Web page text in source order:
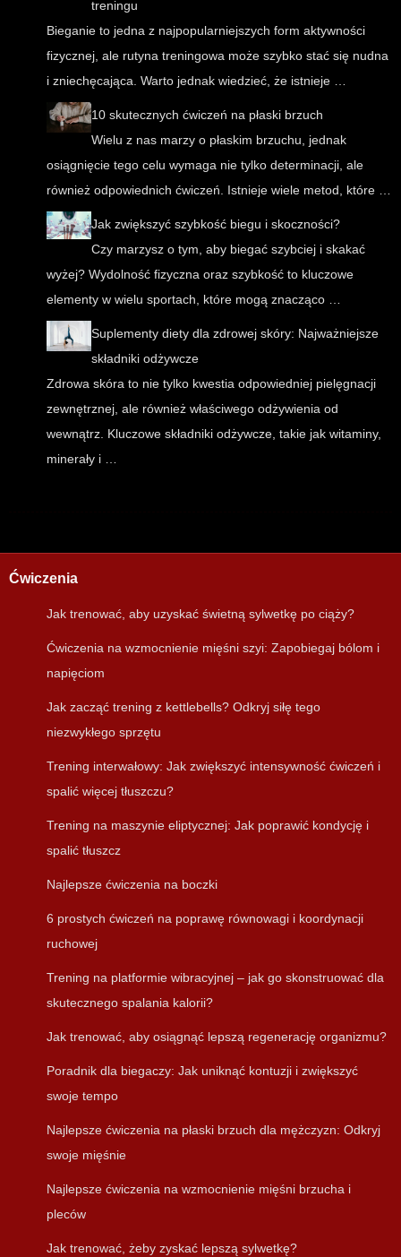
treningu
Bieganie to jedna z najpopularniejszych form aktywności
fizycznej, ale rutyna treningowa może szybko stać się nudna
i zniechęcająca. Warto jednak wiedzieć, że istnieje …
10 skutecznych ćwiczeń na płaski brzuch
Wielu z nas marzy o płaskim brzuchu, jednak
osiągnięcie tego celu wymaga nie tylko determinacji, ale
również odpowiednich ćwiczeń. Istnieje wiele metod, które …
Jak zwiększyć szybkość biegu i skoczności?
Czy marzysz o tym, aby biegać szybciej i skakać
wyżej? Wydolność fizyczna oraz szybkość to kluczowe
elementy w wielu sportach, które mogą znacząco …
Suplementy diety dla zdrowej skóry: Najważniejsze
składniki odżywcze
Zdrowa skóra to nie tylko kwestia odpowiedniej pielęgnacji
zewnętrznej, ale również właściwego odżywienia od
wewnątrz. Kluczowe składniki odżywcze, takie jak witaminy,
minerały i …
Ćwiczenia
Jak trenować, aby uzyskać świetną sylwetkę po ciąży?
Ćwiczenia na wzmocnienie mięśni szyi: Zapobiegaj bólom i
napięciom
Jak zacząć trening z kettlebells? Odkryj siłę tego
niezwykłego sprzętu
Trening interwałowy: Jak zwiększyć intensywność ćwiczeń i
spalić więcej tłuszczu?
Trening na maszynie eliptycznej: Jak poprawić kondycję i
spalić tłuszcz
Najlepsze ćwiczenia na boczki
6 prostych ćwiczeń na poprawę równowagi i koordynacji
ruchowej
Trening na platformie wibracyjnej – jak go skonstruować dla
skutecznego spalania kalorii?
Jak trenować, aby osiągnąć lepszą regenerację organizmu?
Poradnik dla biegaczy: Jak uniknąć kontuzji i zwiększyć
swoje tempo
Najlepsze ćwiczenia na płaski brzuch dla mężczyzn: Odkryj
swoje mięśnie
Najlepsze ćwiczenia na wzmocnienie mięśni brzucha i
pleców
Jak trenować, żeby zyskać lepszą sylwetkę?